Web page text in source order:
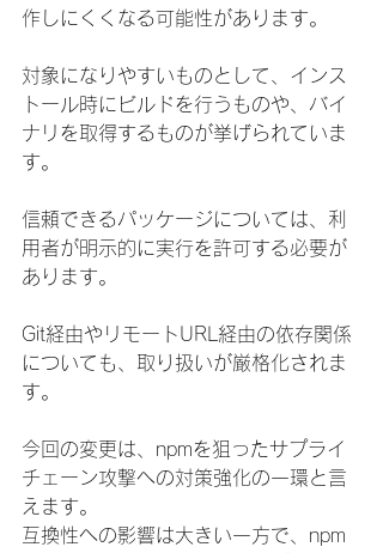
作しにくくなる可能性があります。
対象になりやすいものとして、インス
トール時にビルドを行うものや、バイ
ナリを取得するものが挙げられていま
す。
信頼できるパッケージについては、利
用者が明示的に実行を許可する必要が
あります。
Git経由やリモートURL経由の依存関係
についても、取り扱いが厳格化されま
す。
今回の変更は、npmを狙ったサプライ
チェーン攻撃への対策強化の一環と言
えます。
互換性への影響は大きい一方で、npm